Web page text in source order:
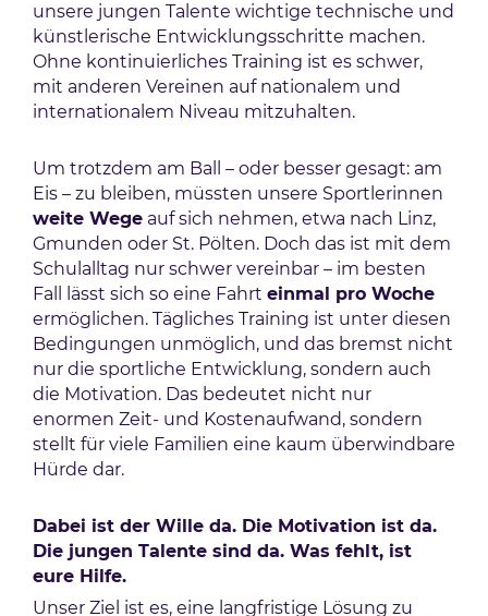
unsere jungen Talente wichtige technische und
künstlerische Entwicklungsschritte machen.
Ohne kontinuierliches Training ist es schwer,
mit anderen Vereinen auf nationalem und
internationalem Niveau mitzuhalten.
Um trotzdem am Ball – oder besser gesagt: am
Eis – zu bleiben, müssten unsere Sportlerinnen
weite Wege auf sich nehmen, etwa nach Linz,
Gmunden oder St. Pölten. Doch das ist mit dem
Schulalltag nur schwer vereinbar – im besten
Fall lässt sich so eine Fahrt einmal pro Woche
ermöglichen. Tägliches Training ist unter diesen
Bedingungen unmöglich, und das bremst nicht
nur die sportliche Entwicklung, sondern auch
die Motivation. Das bedeutet nicht nur
enormen Zeit- und Kostenaufwand, sondern
stellt für viele Familien eine kaum überwindbare
Hürde dar.
Dabei ist der Wille da. Die Motivation ist da.
Die jungen Talente sind da. Was fehlt, ist
eure Hilfe.
Unser Ziel ist es, eine langfristige Lösung zu